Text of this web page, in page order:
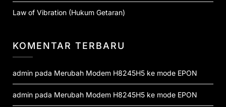
Law of Vibration (Hukum Getaran)
KOMENTAR TERBARU
admin pada Merubah Modem H8245H5 ke mode EPON
admin pada Merubah Modem H8245H5 ke mode EPON